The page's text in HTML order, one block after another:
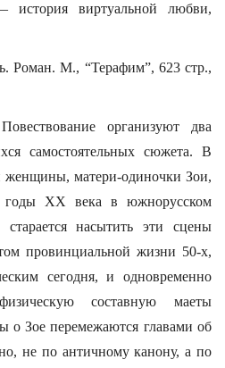
история виртуальной любви,
Роман. М., “Терафим”, 623 стр.,
организуют два
самостоятельных сюжета. В
матери-одиночки Зои,
годы ХХ века в южнорусском
насытить эти сцены
провинциальной жизни 50-х,
сегодня, и одновременно
составную маеты
Зое перемежаются главами об
не по античному канону, а по